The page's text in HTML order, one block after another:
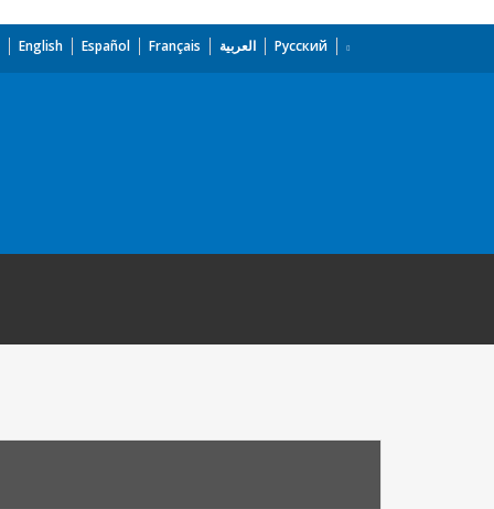
English Español Français العربية Русский